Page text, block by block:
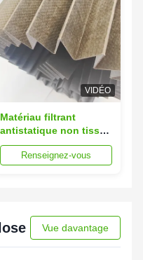
VIDÉO
Matériau filtrant
antistatique non tissé
Tissu sur mesure
Renseignez-vous
Vue davantage